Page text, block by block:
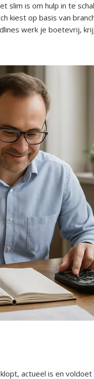
slim is om hulp in te
kiest op basis van
werk je boetevrij,
actueel is en